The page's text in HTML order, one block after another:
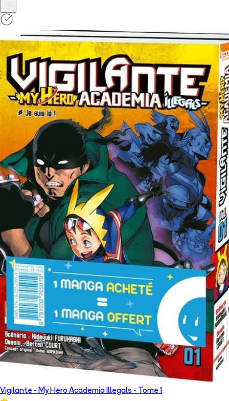
Vigilante - My Hero Academia Illegals - Tome 1